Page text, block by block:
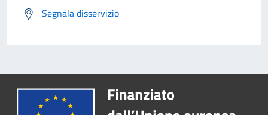
Segnala disservizio